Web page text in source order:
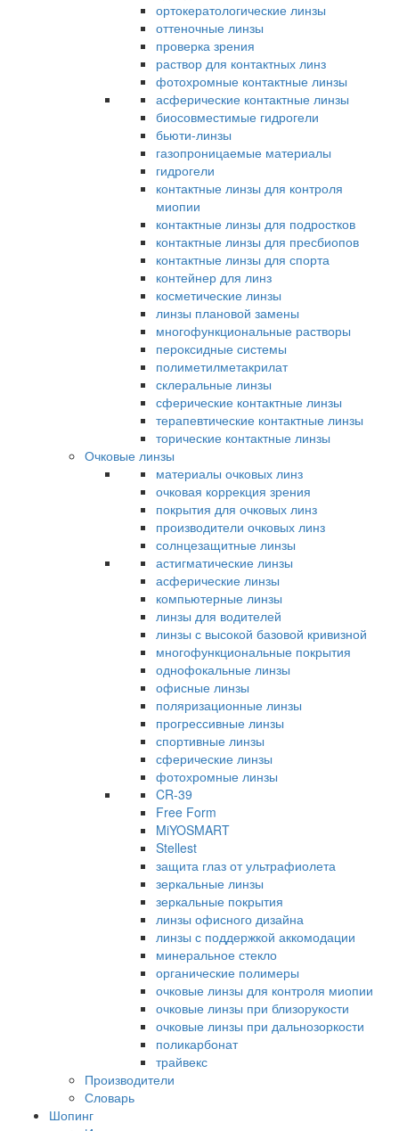
ортокератологические линзы
оттеночные линзы
проверка зрения
раствор для контактных линз
фотохромные контактные линзы
асферические контактные линзы
биосовместимые гидрогели
бьюти-линзы
газопроницаемые материалы
гидрогели
контактные линзы для контроля
миопии
контактные линзы для подростков
контактные линзы для пресбиопов
контактные линзы для спорта
контейнер для линз
косметические линзы
линзы плановой замены
многофункциональные растворы
пероксидные системы
полиметилметакрилат
склеральные линзы
сферические контактные линзы
терапевтические контактные линзы
торические контактные линзы
Очковые линзы
материалы очковых линз
очковая коррекция зрения
покрытия для очковых линз
производители очковых линз
солнцезащитные линзы
астигматические линзы
асферические линзы
компьютерные линзы
линзы для водителей
линзы с высокой базовой кривизной
многофункциональные покрытия
однофокальные линзы
офисные линзы
поляризационные линзы
прогрессивные линзы
спортивные линзы
сферические линзы
фотохромные линзы
CR-39
Free Form
MiYOSMART
Stellest
защита глаз от ультрафиолета
зеркальные линзы
зеркальные покрытия
линзы офисного дизайна
линзы с поддержкой аккомодации
минеральное стекло
органические полимеры
очковые линзы для контроля миопии
очковые линзы при близорукости
очковые линзы при дальнозоркости
поликарбонат
трайвекс
Производители
Словарь
Шопинг